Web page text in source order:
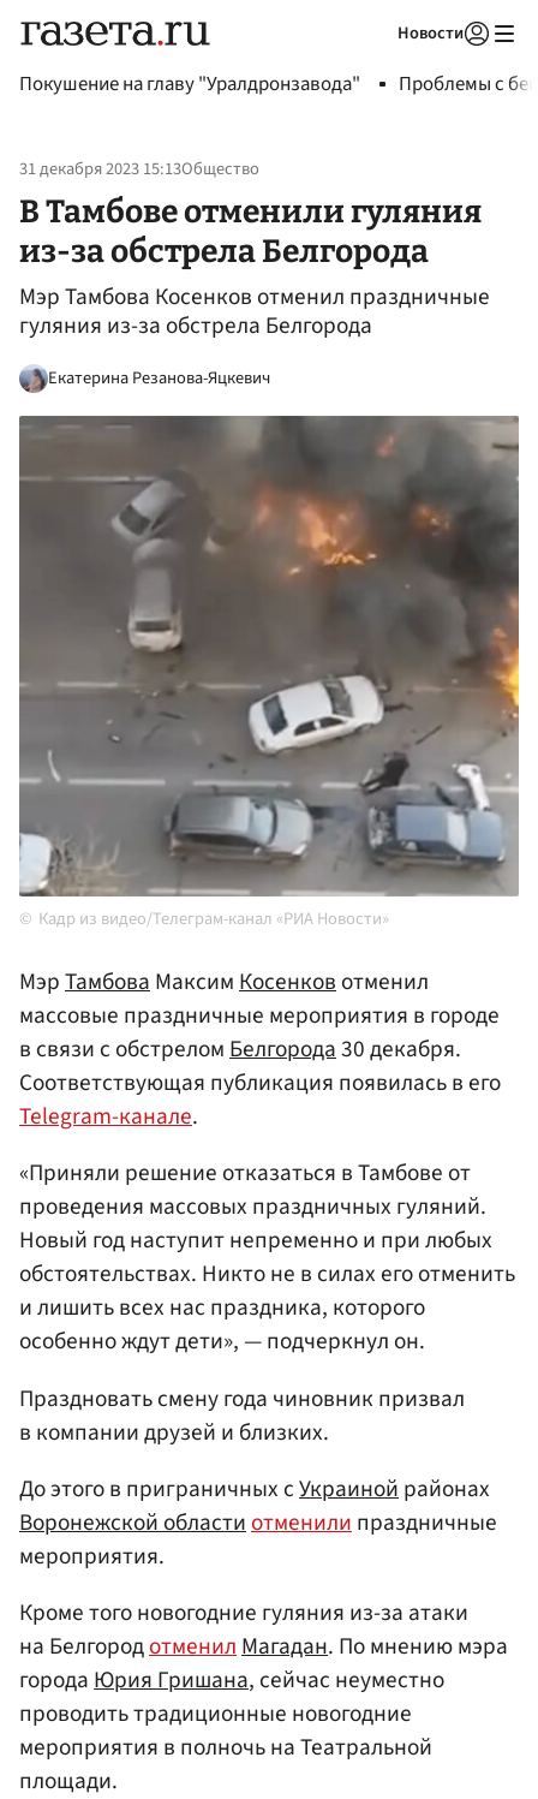
Новости
Покушение на главу "Уралдронзавода" Проблемы с
31 декабря 2023 15:13Общество
В Тамбове отменили гуляния
из-за обстрела Белгорода
Мэр Тамбова Косенков отменил праздничные
гуляния из-за обстрела Белгорода
Екатерина Резанова-Яцкевич
Кадр из видео/Телеграм-канал «РИА Новости»
МэрТамбоваМаксимКосенковотменил
массовые праздничные мероприятия в городе
в связи с обстреломБелгорода30 декабря.
Соответствующая публикация появилась в его
Telegram-канале.
«Приняли решение отказаться в Тамбове от
проведения массовых праздничных гуляний.
Новый год наступит непременно и при любых
обстоятельствах. Никто не в силах его отменить
и лишить всех нас праздника, которого
особенно ждут дети», — подчеркнул он.
Праздновать смену года чиновник призвал
в компании друзей и близких.
До этого в приграничных сУкраинойрайонах
Воронежской областиотменилипраздничные
мероприятия.
Кроме того новогодние гуляния из-за атаки
на БелгородотменилМагадан. По мнению мэра
городаЮрия Гришана, сейчас неуместно
проводить традиционные новогодние
мероприятия в полночь на Театральной
площади.